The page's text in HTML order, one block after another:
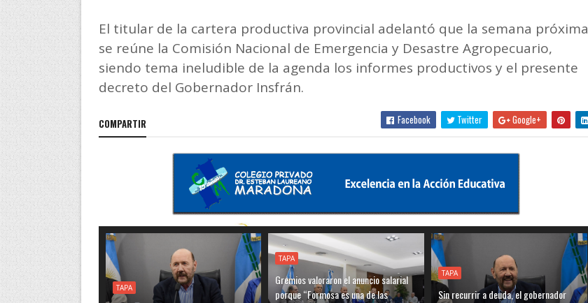
El titular de la cartera productiva provincial adelantó que la semana próxima
se reúne la Comisión Nacional de Emergencia y Desastre Agropecuario,
siendo tema ineludible de la agenda los informes productivos y el presente
decreto del Gobernador Insfrán.
COMPARTIR Facebook Twitter Google+
TAPA
TAPA
Gremios valoraron el anuncio salarial
porque “Formosa es una de las
TAPA
Sin recurrir a deuda, el gobernador